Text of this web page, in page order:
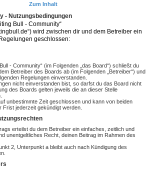
e
r
t
e
S
Zum Inhalt
- Nutzungsbedingungen
Bull - Community“
wird zwischen dir und dem Betreiber ein
geschlossen:
- Community“ (im Folgenden „das Board“) schließt du
Betreiber des Boards ab (im Folgenden „Betreiber“) und
Regelungen einverstanden.
nicht einverstanden bist, so darfst du das Board nicht
des Boards gelten jeweils die an dieser Stelle
unbestimmte Zeit geschlossen und kann von beiden
Frist jederzeit gekündigt werden.
erteilst du dem Betreiber ein einfaches, zeitlich und
unentgeltliches Recht, deinen Beitrag im Rahmen des
2, Unterpunkt a bleibt auch nach Kündigung des